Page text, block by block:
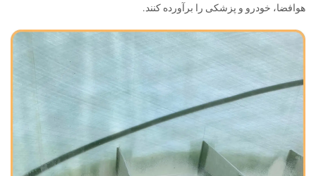
هوافضا، خودرو و پزشکی را برآورده کنند.